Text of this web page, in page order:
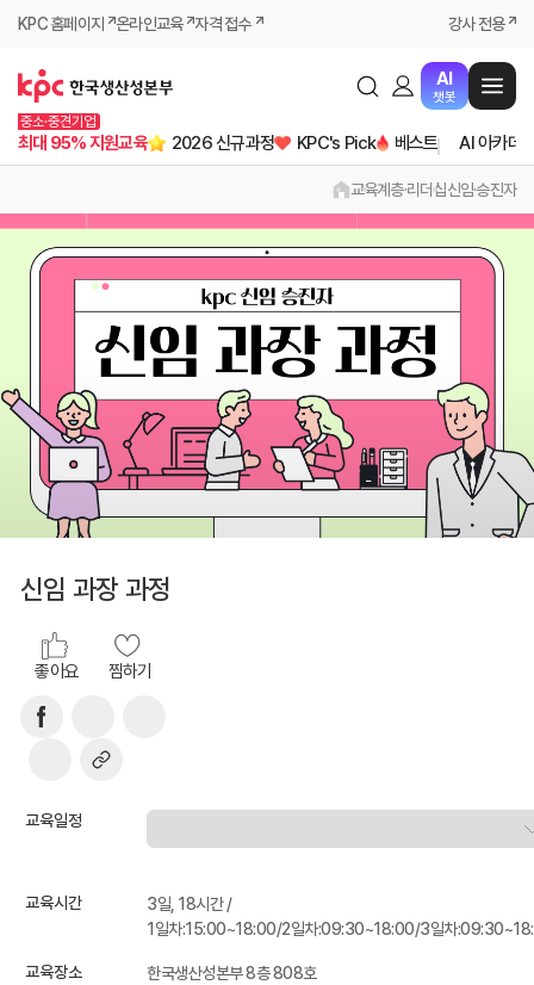
KPC 홈페이지 온라인교육 자격 접수 강사 전용
AI
챗봇
중소·중견기업
최대 95% 지원교육 2026 신규과정 KPC's Pick 베스트 AI 아카데
교육계층·리더십신임·승진자
신임 과장 과정
좋아요 찜하기
교육일정
교육시간
3일, 18시간 /
1일차:15:00~18:00/2일차:09:30~18:00/3일차
교육장소 한국생산성본부 8층 808호